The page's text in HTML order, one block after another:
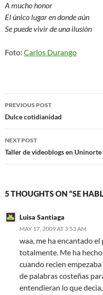
A mucho honor
El único lugar en donde aún
Se puede vivir de una ilusión
Foto: Carlos Durango
Post
navigation
PREVIOUS POST
Dulce cotidianidad
NEXT POST
Taller de videoblogs en Uninorte
5 THOUGHTS ON “SE
Luisa Santiaga
MAY 17, 2009 AT 3:53 AM
waa, me ha encantado
totalmente. Me ha
cuando recien
de palabras costeñas
entendieran lo que